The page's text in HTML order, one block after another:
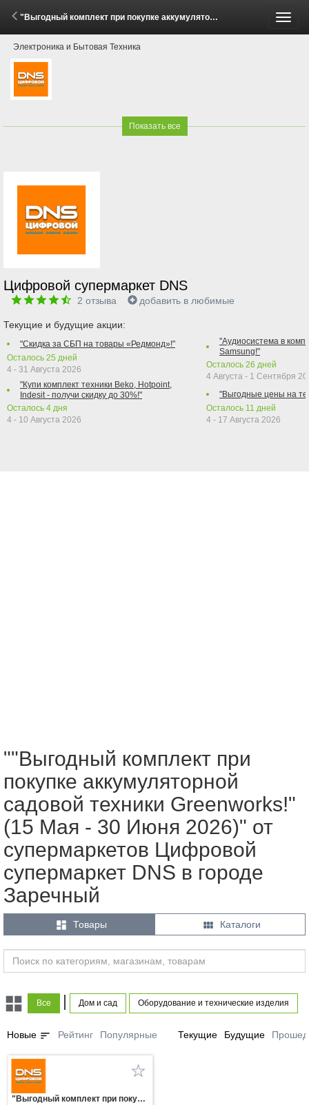
"Выгодный комплект при покупке аккумуляторной садовой техники Greenworks!" (15 Мая - 30 Июня 2026)
Электроника и Бытовая Техника
Показать все
Цифровой супермаркет DNS
2 отзыва добавить в любимые
Текущие и будущие акции:
"Скидка за СБП на товары «Редмонд»!"
Осталось 25 дней
4 - 31 Августа 2026
"Купи комплект техники Beko, Hotpoint,
Indesit - получи скидку до 30%!"
Осталось 4 дня
4 - 10 Августа 2026
"Аудиосистема в
Samsung!"
Осталось 26 дней
4 Августа - 1 Сентября
"Выгодные цены на
Осталось 11 дней
4 - 17 Августа 2026
""Выгодный комплект при
покупке аккумуляторной
садовой техники Greenworks!"
(15 Мая - 30 Июня 2026)" от
супермаркетов Цифровой
супермаркет DNS в городе
Заречный
 Товары  Каталоги
Все | Дом и сад Оборудование и технические изделия
Новые sort Рейтинг Популярные Текущие Будущие
"Выгодный комплект при покупке аккумуляторной садовой техники Greenworks!"